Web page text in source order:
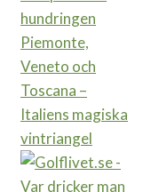
Piemonte,
Veneto och
Toscana –
Italiens magiska
vintriangel